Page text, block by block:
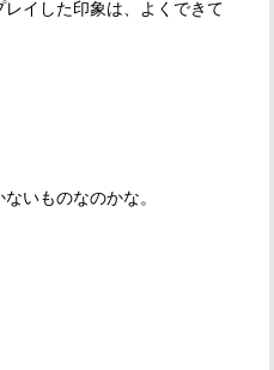
イした印象は、よくできて
いものなのかな。